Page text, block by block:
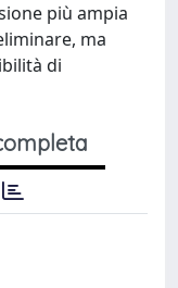
più ampia
ma
di